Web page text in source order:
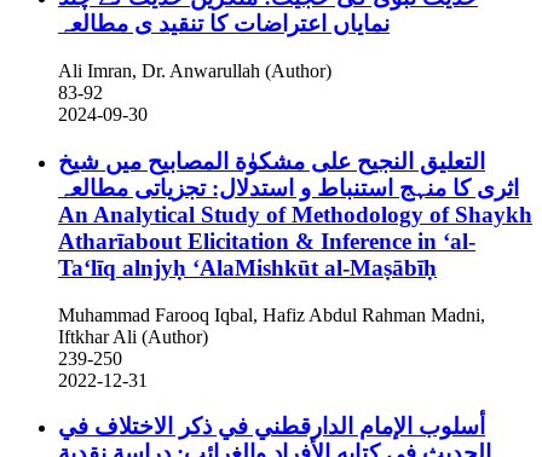
نمایاں اعتراضات کا تنقید ی مطالعہ
Ali Imran, Dr. Anwarullah (Author)
83-92
2024-09-30
التعليق النجيح على مشكوٰة المصابيح میں شیخ
اثری کا منہج استنباط و استدلال: تجزیاتی مطالعہ
An Analytical Study of Methodology of Shaykh
Atharīabout Elicitation & Inference in ‘al-
Taʻlīq alnjyḥ ʻAlaMishkūt al-Maṣābīḥ
Muhammad Farooq Iqbal, Hafiz Abdul Rahman Madni,
Iftkhar Ali (Author)
239-250
2022-12-31
أسلوب الإمام الدارقطني في ذكر الاختلاف في